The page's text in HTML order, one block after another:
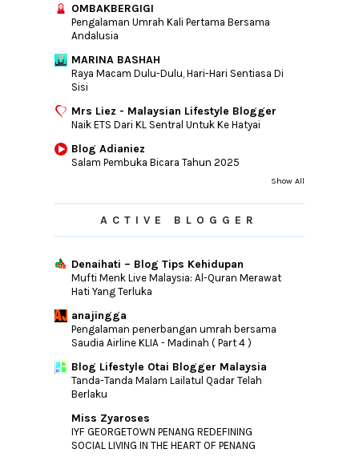
OMBAKBERGIGI
Pengalaman Umrah Kali Pertama Bersama
Andalusia
MARINA BASHAH
Raya Macam Dulu-Dulu, Hari-Hari Sentiasa Di
Sisi
Mrs Liez - Malaysian Lifestyle Blogger
Naik ETS Dari KL Sentral Untuk Ke Hatyai
Blog Adianiez
Salam Pembuka Bicara Tahun 2025
Show All
ACTIVE BLOGGER
Denaihati – Blog Tips Kehidupan
Mufti Menk Live Malaysia: Al-Quran Merawat
Hati Yang Terluka
anajingga
Pengalaman penerbangan umrah bersama
Saudia Airline KLIA - Madinah ( Part 4 )
Blog Lifestyle Otai Blogger Malaysia
Tanda-Tanda Malam Lailatul Qadar Telah
Berlaku
Miss Zyaroses
IYF GEORGETOWN PENANG REDEFINING
SOCIAL LIVING IN THE HEART OF PENANG